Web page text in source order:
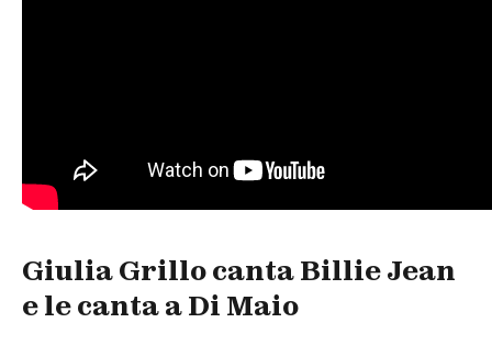
Giulia Grillo canta Billie Jean
e le canta a Di Maio